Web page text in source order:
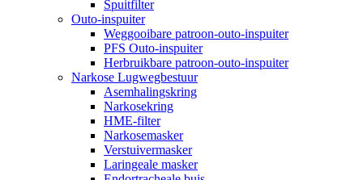
Spuitfilter
Outo-inspuiter
Weggooibare patroon-outo-inspuiter
PFS Outo-inspuiter
Herbruikbare patroon-outo-inspuiter
Narkose Lugwegbestuur
Asemhalingskring
Narkosekring
HME-filter
Narkosemasker
Verstuivermasker
Laringeale masker